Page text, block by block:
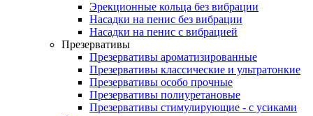
Эрекционные кольца без вибрации
Насадки на пенис без вибрации
Насадки на пенис с вибрацией
Презервативы
Презервативы ароматизированные
Презервативы классические и ультратонкие
Презервативы особо прочные
Презервативы полиуретановые
Презервативы стимулирующие - с усиками